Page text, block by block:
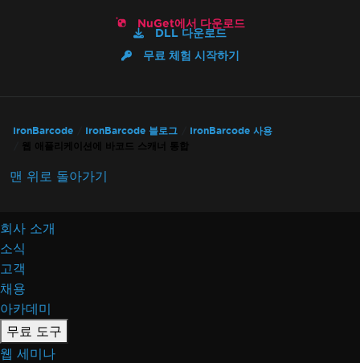
NuGet에서 다운로드
DLL 다운로드
무료 체험 시작하기
IronBarcode IronBarcode 블로그
IronBarcode 사용
웹 애플리케이션에 바코드 스캐너 통합
맨 위로 돌아가기
회사 소개
소식
고객
채용
아카데미
무료 도구
웹 세미나